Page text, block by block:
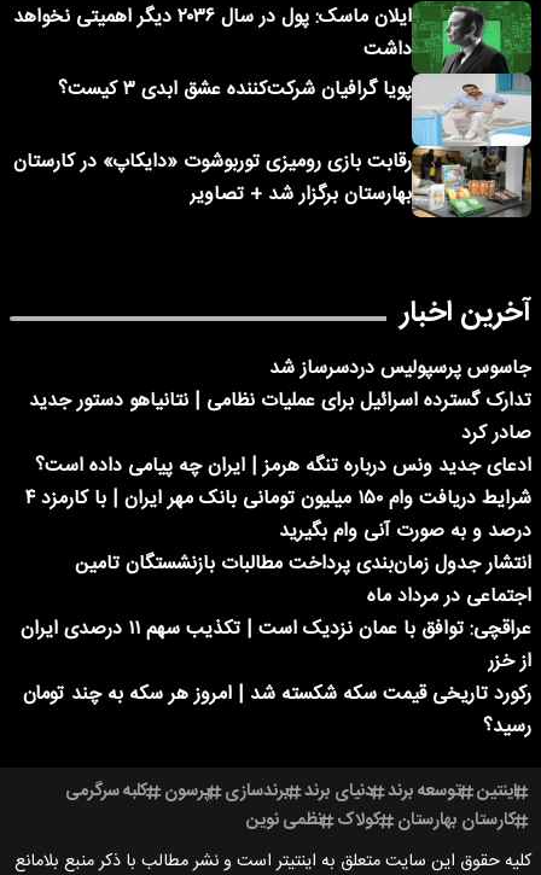
ایلان ماسک: پول در سال ۲۰۳۶ دیگر اهمیتی نخواهد
داشت
پویا گرافیان شرکت‌کننده عشق ابدی ۳ کیست؟
رقابت بازی رومیزی توربوشوت «دایکاپ» در کارستان
بهارستان برگزار شد + تصاویر
آخرین اخبار
جاسوس پرسپولیس دردسرساز شد
تدارک گسترده اسرائیل برای عملیات نظامی | نتانیاهو دستور جدید
صادر کرد
ادعای جدید ونس درباره تنگه هرمز | ایران چه پیامی داده است؟
شرایط دریافت وام ۱۵۰ میلیون تومانی بانک مهر ایران | با کارمزد ۴
درصد و به صورت آنی وام بگیرید
انتشار جدول زمان‌بندی پرداخت مطالبات بازنشستگان تامین
اجتماعی در مرداد ماه
عراقچی: توافق با عمان نزدیک است | تکذیب سهم ۱۱ درصدی ایران
از خزر
رکورد تاریخی قیمت سکه شکسته شد | امروز هر سکه به چند تومان
رسید؟
اینتین توسعه برند دنیای برند برندسازی پرسون کلبه سرگرمی
کارستان بهارستان کولاک نظمی نوین
کلیه حقوق این سایت متعلق به اینتیتر است و نشر مطالب با ذکر منبع بلامانع